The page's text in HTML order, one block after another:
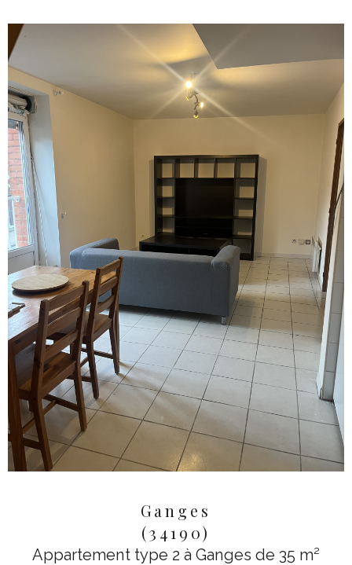
Ganges
(34190)
Appartement type 2 à Ganges de 35 m²